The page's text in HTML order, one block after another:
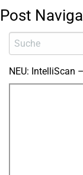
Post
NEU: IntelliScan